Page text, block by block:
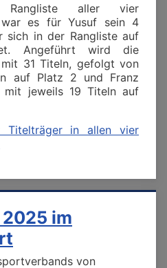
aller vier
war es für Yusuf sein 4
sich in der Rangliste auf
Angeführt wird die
mit 31 Titeln, gefolgt von
auf Platz 2 und Franz
mit jeweils 19 Titeln auf
Titelträger in allen vier
im
von